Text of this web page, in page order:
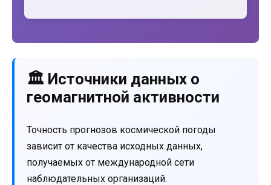
🏛️ Источники данных о
геомагнитной активности
Точность прогнозов космической погоды
зависит от качества исходных данных,
получаемых от международной сети
наблюдательных организаций.